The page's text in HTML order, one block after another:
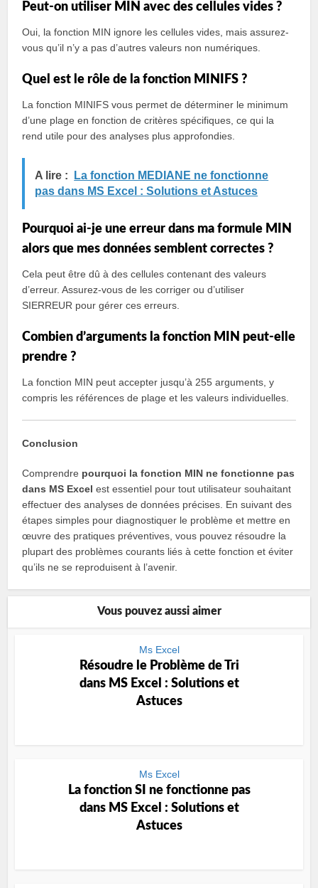
Peut-on utiliser MIN avec des cellules vides ?
Oui, la fonction MIN ignore les cellules vides, mais assurez-
vous qu’il n’y a pas d’autres valeurs non numériques.
Quel est le rôle de la fonction MINIFS ?
La fonction MINIFS vous permet de déterminer le minimum
d’une plage en fonction de critères spécifiques, ce qui la
rend utile pour des analyses plus approfondies.
A lire :
La fonction MEDIANE ne fonctionne
pas dans MS Excel : Solutions et Astuces
Pourquoi ai-je une erreur dans ma formule MIN
alors que mes données semblent correctes ?
Cela peut être dû à des cellules contenant des valeurs
d’erreur. Assurez-vous de les corriger ou d’utiliser
SIERREUR pour gérer ces erreurs.
Combien d’arguments la fonction MIN peut-elle
prendre ?
La fonction MIN peut accepter jusqu’à 255 arguments, y
compris les références de plage et les valeurs individuelles.
Conclusion
Comprendre pourquoi la fonction MIN ne fonctionne pas
dans MS Excel est essentiel pour tout utilisateur souhaitant
effectuer des analyses de données précises. En suivant des
étapes simples pour diagnostiquer le problème et mettre en
œuvre des pratiques préventives, vous pouvez résoudre la
plupart des problèmes courants liés à cette fonction et éviter
qu’ils ne se reproduisent à l’avenir.
Vous pouvez aussi aimer
Ms Excel
Résoudre le Problème de Tri
dans MS Excel : Solutions et
Astuces
Ms Excel
La fonction SI ne fonctionne pas
dans MS Excel : Solutions et
Astuces